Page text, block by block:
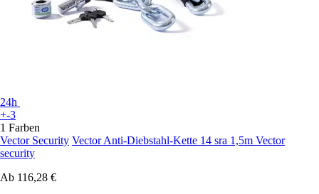
24h
+-3
1 Farben
Vector Security Vector Anti-Diebstahl-Kette 14 sra 1,5m Vector
security
Ab 116,28 €